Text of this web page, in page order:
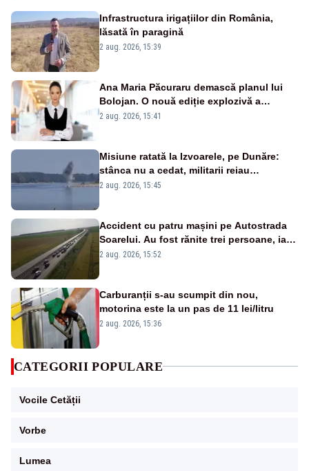
Infrastructura irigațiilor din România,
lăsată în paragină
2 aug. 2026, 15:39
Ana Maria Păcuraru demască planul lui
Bolojan. O nouă ediție explozivă a
emisiunii „Miza Zilei” la Realitatea PLUS
2 aug. 2026, 15:41
Misiune ratată la Izvoarele, pe Dunăre:
stânca nu a cedat, militarii reiau
detonările luni – VIDEO
2 aug. 2026, 15:45
Accident cu patru mașini pe Autostrada
Soarelui. Au fost rănite trei persoane, iar
traficul se desfășoară cu dificultate
2 aug. 2026, 15:52
Carburanții s-au scumpit din nou,
motorina este la un pas de 11 lei/litru
2 aug. 2026, 15:36
CATEGORII POPULARE
Vocile Cetății
Vorbe
Lumea